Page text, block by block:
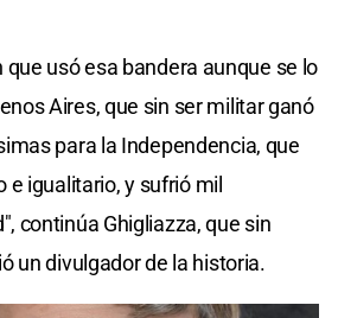
usó esa bandera aunque se lo
Aires, que sin ser militar ganó
para la Independencia, que
e igualitario, y sufrió mil
continúa Ghigliazza, que sin
un divulgador de la historia.